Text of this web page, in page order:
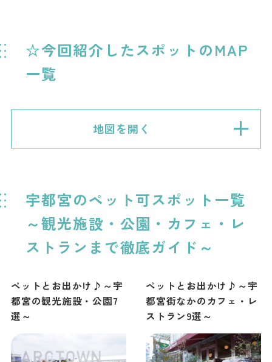
☆今回紹介したスポットのMAP
一覧
地図を開く
宇都宮のペット可スポット一覧
～観光施設・公園・カフェ・レ
ストランまで徹底ガイド～
ペットとお出かけ♪～宇
都宮の観光施設・公園7
選～
ペットとお出かけ♪～宇
都宮街なかのカフェ・レ
ストラン9選～